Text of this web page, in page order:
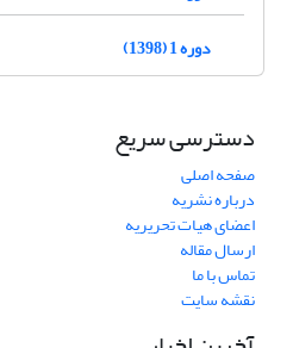
دوره 1 (1398)
دسترسی سریع
صفحه اصلی
درباره نشریه
اعضای هیات تحریریه
ارسال مقاله
تماس با ما
نقشه سایت